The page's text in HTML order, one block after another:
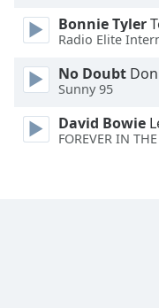
Modal
Dialog
End
Bonnie Tyler
Radio Elite
No Doubt
Sunny 95
David Bowie
FOREVER IN